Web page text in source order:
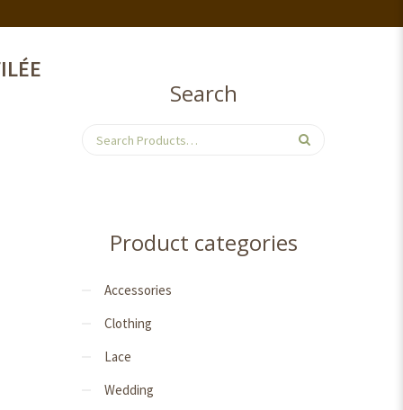
Search
Product categories
Accessories
Clothing
Lace
Wedding